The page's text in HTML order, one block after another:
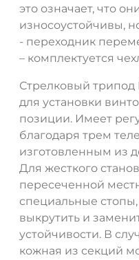
это означает, что
износоустойчивы,
- переходник
– комплектуется
Стрелковый трипод
для установки
позиции. Имеет
благодаря трем
изготовленным из
Для жесткого
пересеченной
специальные
выкрутить и
устойчивости. В
кожная из секций